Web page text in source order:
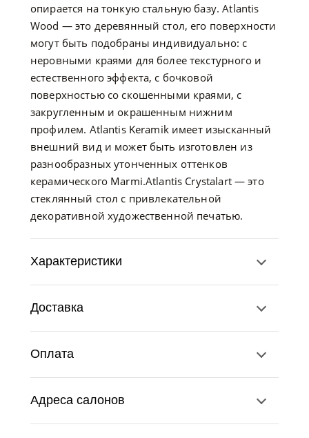
опирается на тонкую стальную базу. Atlantis
Wood — это деревянный стол, его поверхности
могут быть подобраны индивидуально: с
неровными краями для более текстурного и
естественного эффекта, с бочковой
поверхностью со скошенными краями, с
закругленным и окрашенным нижним
профилем. Atlantis Keramik имеет изысканный
внешний вид и может быть изготовлен из
разнообразных утонченных оттенков
керамического Marmi.Atlantis Crystalart — это
стеклянный стол с привлекательной
декоративной художественной печатью.
Характеристики
Доставка
Оплата
Адреса салонов